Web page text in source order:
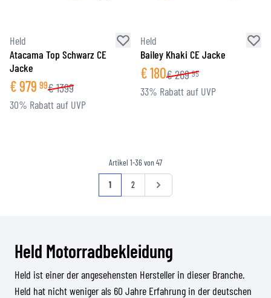
Held
Atacama Top Schwarz CE
Jacke
€979 99€1399
30% Rabatt auf UVP
Held
Bailey Khaki CE Jacke
€180€269 95
33% Rabatt auf UVP
Artikel 1-36von47
Seite
Sie lesen gerade die Seite
1 Seite
2 Seite
Held Motorradbekleidung
Held ist einer der angesehensten Hersteller in dieser Branche.
Held hat nicht weniger als 60 Jahre Erfahrung in der deutschen